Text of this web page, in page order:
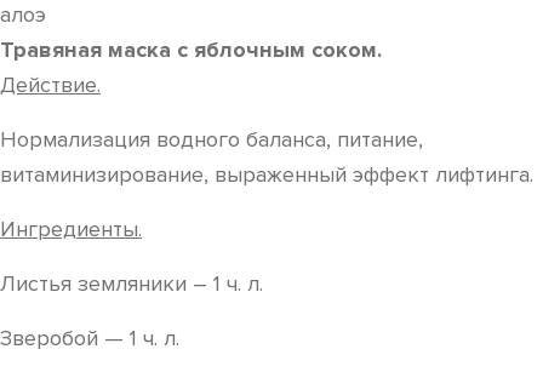
алоэ
Травяная маска с яблочным соком.
Действие.
Нормализация водного баланса, питание,
витаминизирование, выраженный эффект лифтинга.
Ингредиенты.
Листья земляники – 1 ч. л.
Зверобой — 1 ч. л.